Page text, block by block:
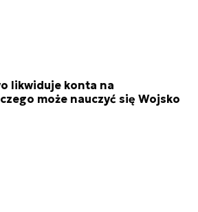
likwiduje konta na
może nauczyć się Wojsko